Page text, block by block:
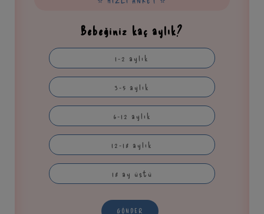
Bebeğiniz kaç aylık?
1-2 aylık
3-5 aylık
6-12 aylık
12-18 aylık
18 ay üstü
GÖNDER